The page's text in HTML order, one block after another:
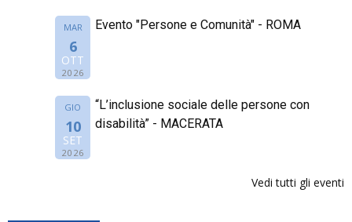
MAR
6
OTT
2026
Evento "Persone e Comunità" - ROMA
GIO
10
SET
2026
“L’inclusione sociale delle persone con
disabilità” - MACERATA
Vedi tutti gli eventi